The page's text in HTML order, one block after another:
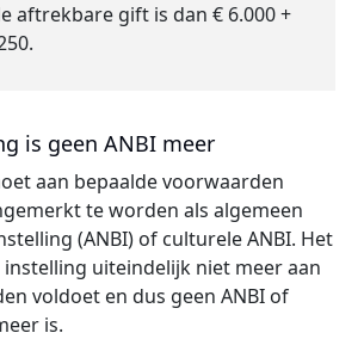
aftrekbare gift is dan € 6.000 +
is geen ANBI meer
aan bepaalde voorwaarden
te worden als algemeen
(ANBI) of culturele ANBI. Het
instelling uiteindelijk niet meer aan
voldoet en dus geen ANBI of
is.